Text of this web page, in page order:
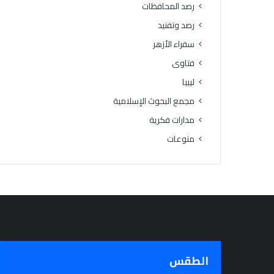
رصد المحافظات
رصد وتفنيد
سفراء الأزهر
فتاوى
ليبيا
مجمع البحوث الإسلامية
مدارات فكرية
منوعات
الطقس